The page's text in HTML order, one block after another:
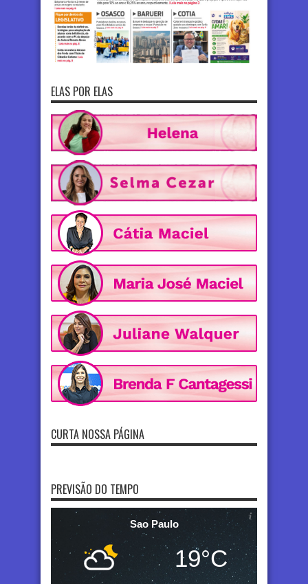
ELAS POR ELAS
CURTA NOSSA PÁGINA
PREVISÃO DO TEMPO
Sao Paulo
19°C